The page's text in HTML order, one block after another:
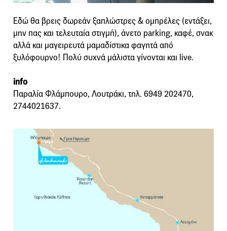
Εδώ θα βρεις δωρεάν ξαπλώστρες & ομπρέλες (εντάξει,
μην πας και τελευταία στιγμή), άνετο parking, καφέ, σνακ
αλλά και μαγειρευτά μαμαδίστικα φαγητά από
ξυλόφουρνο! Πολύ συχνά μάλιστα γίνονται και live.
info
Παραλία Φλάμπουρο, Λουτράκι, τηλ. 6949 202470,
2744021637.